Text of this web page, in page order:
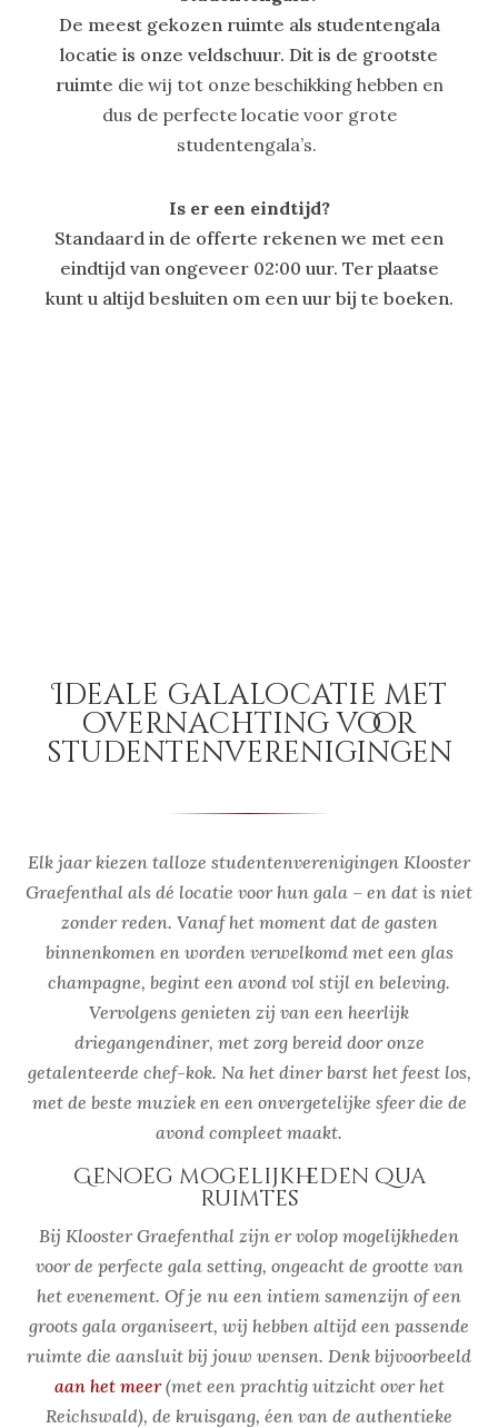
De meest gekozen ruimte als studentengala
locatie is onze veldschuur. Dit is de grootste
ruimte die wij tot onze beschikking hebben en
dus de perfecte locatie voor grote
studentengala’s.
Is er een eindtijd?
Standaard in de offerte rekenen we met een
eindtijd van ongeveer 02:00 uur. Ter plaatse
kunt u altijd besluiten om een uur bij te boeken.
Ideale galalocatie met
overnachting voor
studentenverenigingen
Elk jaar kiezen talloze studentenverenigingen Klooster
Graefenthal als dé locatie voor hun gala – en dat is niet
zonder reden. Vanaf het moment dat de gasten
binnenkomen en worden verwelkomd met een glas
champagne, begint een avond vol stijl en beleving.
Vervolgens genieten zij van een heerlijk
driegangendiner, met zorg bereid door onze
getalenteerde chef-kok. Na het diner barst het feest los,
met de beste muziek en een onvergetelijke sfeer die de
avond compleet maakt.
Genoeg mogelijkheden qua
ruimtes
Bij Klooster Graefenthal zijn er volop mogelijkheden
voor de perfecte gala setting, ongeacht de grootte van
het evenement. Of je nu een intiem samenzijn of een
groots gala organiseert, wij hebben altijd een passende
ruimte die aansluit bij jouw wensen. Denk bijvoorbeeld
aan het meer(met een prachtig uitzicht over het
Reichswald), de kruisgang, éen van de authentieke